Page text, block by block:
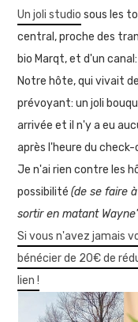
Un joli studio sous les
central, proche des
bio Marqt, et d'un
Notre hôte, qui vivait
prévoyant: un joli
arrivée et il n'y a eu
après l'heure du
Je n'ai rien contre les
possibilité(de se faire
sortir en matant
Si vous n'avez jamais
bénécier de 20€ de
lien !